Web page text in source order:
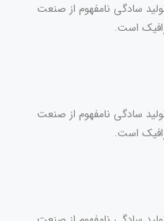
سادگی نامفهوم از صنعت
است.
سادگی نامفهوم از صنعت
است.